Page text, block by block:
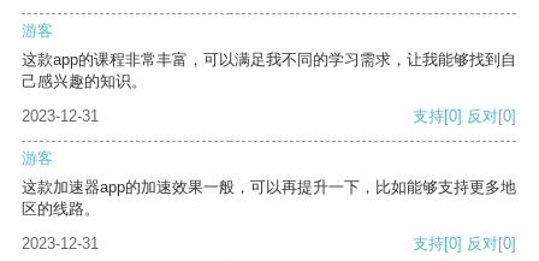
游客
这款app的课程非常丰富，可以满足我不同的学习需求，让我能够找到自
己感兴趣的知识。
2023-12-31
支持[0] 反对[0]
游客
这款加速器app的加速效果一般，可以再提升一下，比如能够支持更多地
区的线路。
2023-12-31
支持[0] 反对[0]